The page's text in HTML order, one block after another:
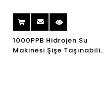
1000PPB Hidrojen Su
Makinesi Şişe Taşınabilir